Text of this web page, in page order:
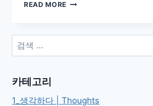
READ MORE
네
버
차
검
색:
카테고리
1_생각하다 | Thoughts